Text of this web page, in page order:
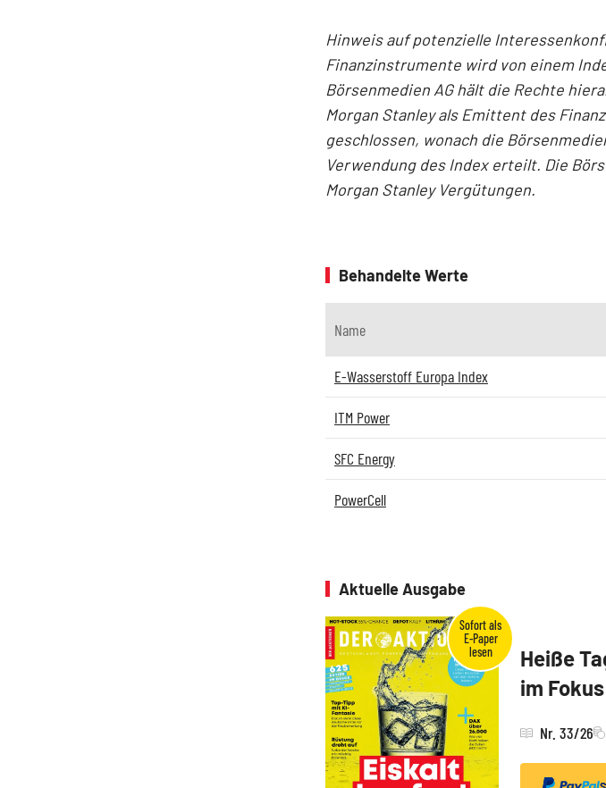
Hinweis auf potenzielle
Finanzinstrumente wird von einem
Börsenmedien AG hält die Rechte
Morgan Stanley als Emittent des
geschlossen, wonach die
Verwendung des Index erteilt. Die
Morgan Stanley Vergütungen.
Behandelte Werte
Name
E-Wasserstoff Europa Index
ITM Power
SFC Energy
PowerCell
Aktuelle Ausgabe
Heiße
im Fokus
Nr. 33/26